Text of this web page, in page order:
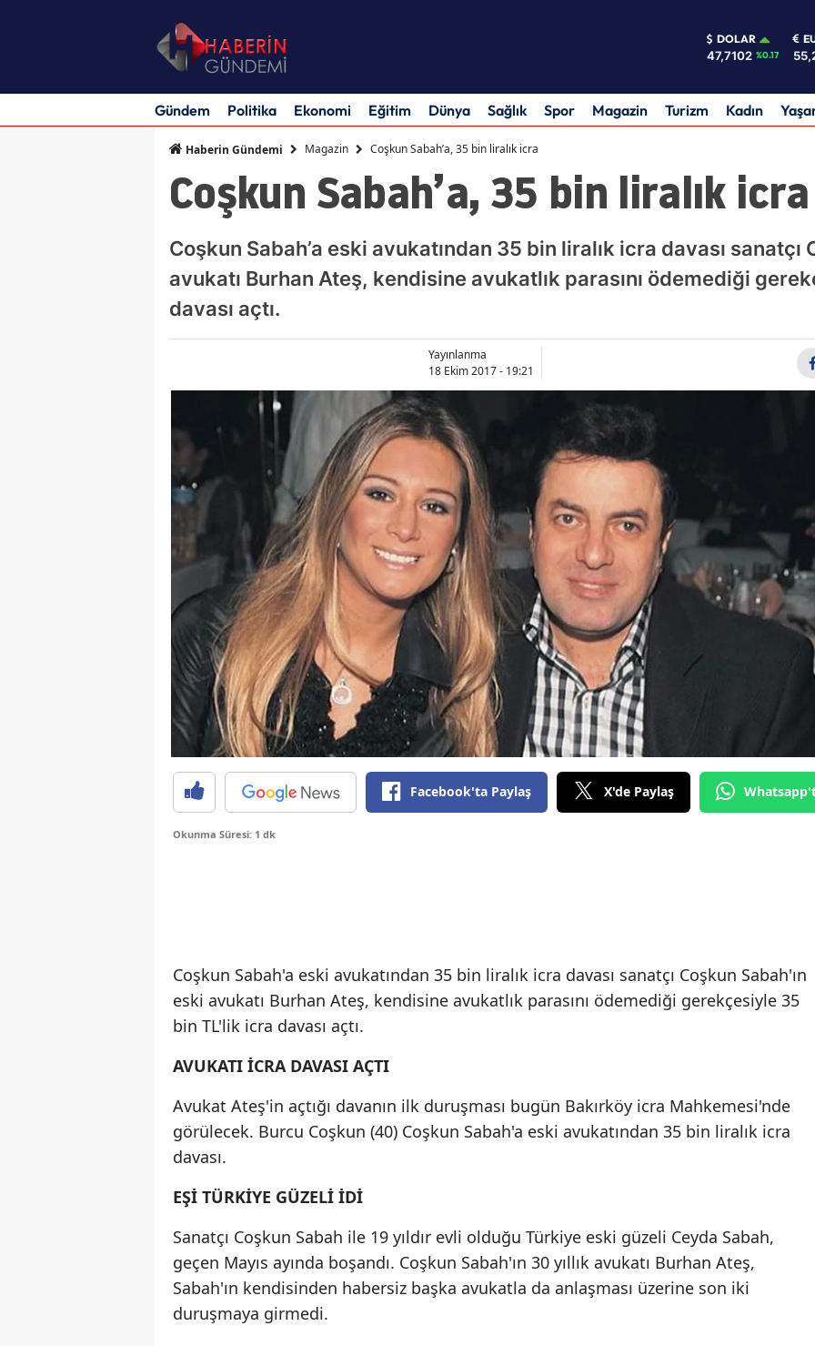
DOLAR
47,7102 %0.17
Gündem Politika Ekonomi Eğitim Dünya Sağlık Spor Magazin Turizm Kadın
Haberin Gündemi Magazin Coşkun Sabah’a, 35 bin liralık icra
Coşkun Sabah’a, 35 bin liralık icra
Coşkun Sabah’a eski avukatından 35 bin liralık icra davası sanatçı
avukatı Burhan Ateş, kendisine avukatlık parasını ödemediği
davası açtı.
Yayınlanma
18 Ekim 2017 - 19:21
Facebook'ta Paylaş X'de Paylaş
Okunma Süresi: 1 dk
Coşkun Sabah'a eski avukatından 35 bin liralık icra davası sanatçı Coşkun Sabah'ın
eski avukatı Burhan Ateş, kendisine avukatlık parasını ödemediği gerekçesiyle 35
bin TL'lik icra davası açtı.
AVUKATI İCRA DAVASI AÇTI
Avukat Ateş'in açtığı davanın ilk duruşması bugün Bakırköy icra Mahkemesi'nde
görülecek. Burcu Coşkun (40) Coşkun Sabah'a eski avukatından 35 bin liralık icra
davası.
EŞİ TÜRKİYE GÜZELİ İDİ
Sanatçı Coşkun Sabah ile 19 yıldır evli olduğu Türkiye eski güzeli Ceyda Sabah,
geçen Mayıs ayında boşandı. Coşkun Sabah'ın 30 yıllık avukatı Burhan Ateş,
Sabah'ın kendisinden habersiz başka avukatla da anlaşması üzerine son iki
duruşmaya girmedi.